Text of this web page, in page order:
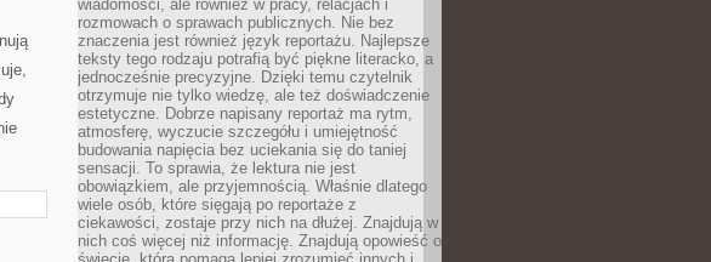
wiadomości, ale również w pracy, relacjach i
rozmowach o sprawach publicznych. Nie bez
znaczenia jest również język reportażu. Najlepsze
teksty tego rodzaju potrafią być piękne literacko, a
jednocześnie precyzyjne. Dzięki temu czytelnik
otrzymuje nie tylko wiedzę, ale też doświadczenie
estetyczne. Dobrze napisany reportaż ma rytm,
atmosferę, wyczucie szczegółu i umiejętność
budowania napięcia bez uciekania się do taniej
sensacji. To sprawia, że lektura nie jest
obowiązkiem, ale przyjemnością. Właśnie dlatego
wiele osób, które sięgają po reportaże z
ciekawości, zostaje przy nich na dłużej. Znajdują w
nich coś więcej niż informację. Znajdują opowieść o